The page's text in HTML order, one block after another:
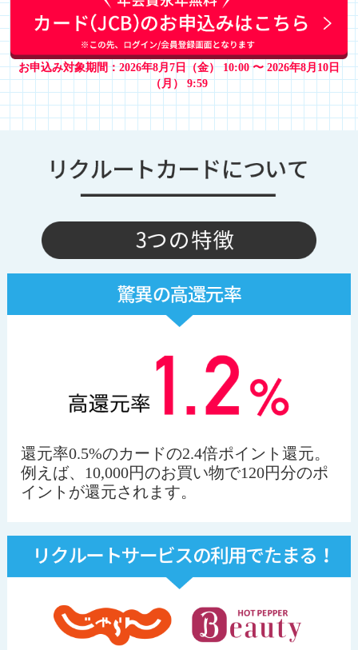
お申込み対象期間：2026年8月7日（金） 10:00 〜 2026年8月10日
（月） 9:59
還元率0.5%のカードの2.4倍ポイント還元。
例えば、10,000円のお買い物で120円分のポ
イントが還元されます。